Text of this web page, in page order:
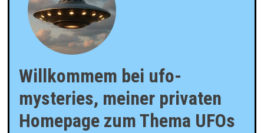
Willkommem bei ufo-
mysteries, meiner privaten
Homepage zum Thema UFOs